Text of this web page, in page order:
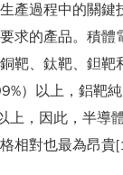
產過程中的關鍵
求的產品。積體
靶、鈦靶、鉭靶
）以上，鋁靶
上，因此，半導
相對也最為昂貴